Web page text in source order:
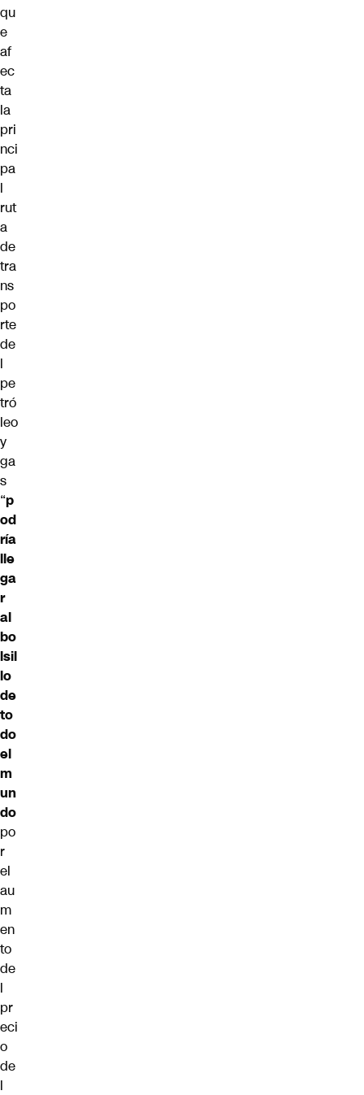
qu
e
af
ec
ta
la
pri
nci
pa
l
rut
a
de
tra
ns
po
rte
de
l
pe
tró
leo
y
ga
s
“p
od
ría
lle
ga
r
al
bo
lsil
lo
de
to
do
el
m
un
do
po
r
el
au
m
en
to
de
l
pr
eci
o
de
l